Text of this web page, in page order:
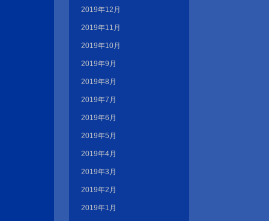
2019年12月
2019年11月
2019年10月
2019年9月
2019年8月
2019年7月
2019年6月
2019年5月
2019年4月
2019年3月
2019年2月
2019年1月